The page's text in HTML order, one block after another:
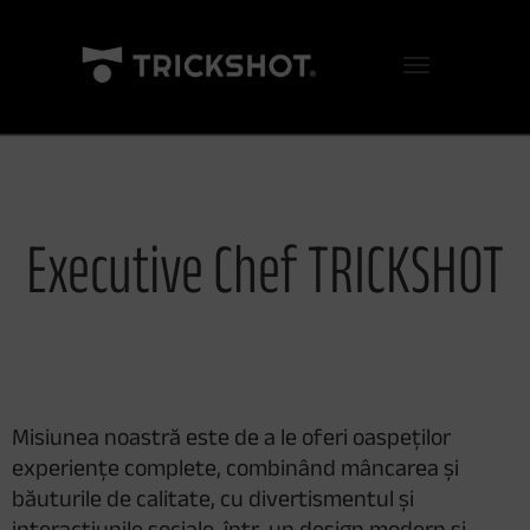
Executive Chef TRICKSHOT
Misiunea noastră este de a le oferi oaspeților
experiențe complete, combinând mâncarea și
băuturile de calitate, cu divertismentul și